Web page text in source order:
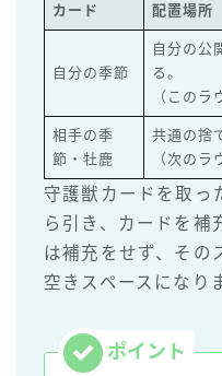
カード 配置場所
自分の季節
自分の公
る。
（このラ
相手の季
節・牡鹿
共通の捨
（次のラ
守護獣カードを取っ
ら引き、カードを補
は補充をせず、その
空きスペースになり